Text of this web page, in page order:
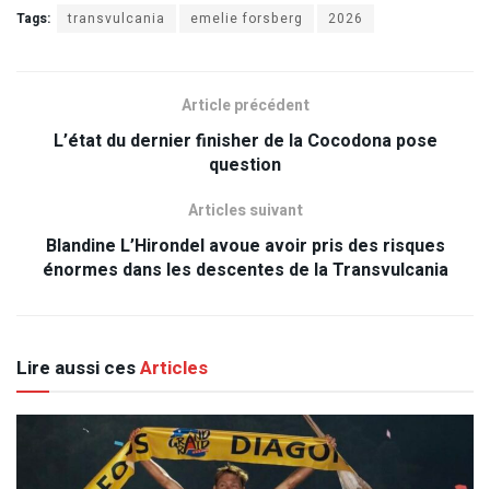
Tags: transvulcania emelie forsberg 2026
Article précédent
L’état du dernier finisher de la Cocodona pose
question
Articles suivant
Blandine L’Hirondel avoue avoir pris des risques
énormes dans les descentes de la Transvulcania
Lire aussi cesArticles